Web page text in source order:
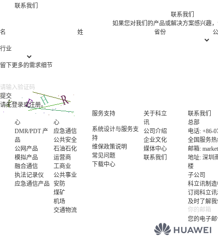
联系我们
联系我们
如果您对我们的产品或解决方案感兴趣
名
姓 省份
行业
留下更多的需求细节
请先登录或注册。
心
DMR/PDT 产
品
公网产品
模拟产品
融合通信
执法记录仪
应急通信产品
行业中
心
应急通信
公共安全
石油石化
运营商
工商业
公共事业
安防
煤矿
机场
交通物流
服务支持
系统设计与服务支
持
维保政策说明
常见问题
下载中心
关于科立
讯
公司介绍
企业文化
媒体中心
联系我们
联系我们
总部
电话: +86-
全国服务热
邮箱:
地址: 深圳
楼
子公司
科立讯制
订阅科立
及时了解
您的电子